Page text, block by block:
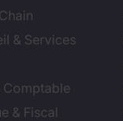
& Services
Comptable
& Fiscal